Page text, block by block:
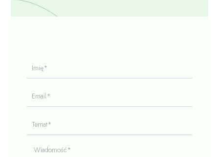
Email*
Wiadomość*